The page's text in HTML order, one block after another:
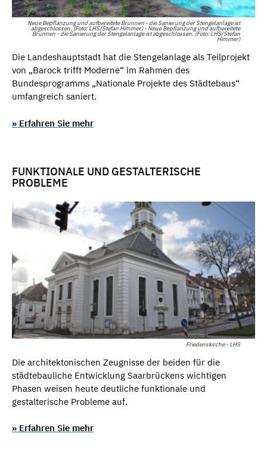
Neue Bepflanzung und aufbereitete Brunnen - die Sanierung der Stengelanlage ist
abgeschlossen. (Foto: LHS/Stefan Himmer) - Neue Bepflanzung und aufbereitete
Brunnen - die Sanierung der Stengelanlage ist abgeschlossen. (Foto: LHS/Stefan
Himmer)
Die Landeshauptstadt hat die Stengelanlage als Teilprojekt
von „Barock trifft Moderne“ im Rahmen des
Bundesprogramms „Nationale Projekte des Städtebaus“
umfangreich saniert.
» Erfahren Sie mehr
FUNKTIONALE UND GESTALTERISCHE
PROBLEME
Friedenskirche - LHS
Die architektonischen Zeugnisse der beiden für die
städtebauliche Entwicklung Saarbrückens wichtigen
Phasen weisen heute deutliche funktionale und
gestalterische Probleme auf.
» Erfahren Sie mehr